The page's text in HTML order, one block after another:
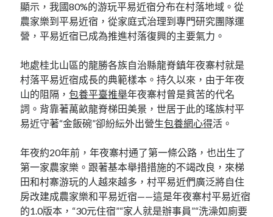
顯示，我國80%的游玩平易近宿分布在村落地域。從
農家樂到平易近宿，從家庭式治理到專門研究團隊運
營，平易近宿已成為推進村落復興的主要氣力。
地處桂北山區的龍勝各族自治縣龍脊鎮年夜寨村就是
村落平易近宿成長的典範樣本。持久以來，由于年夜
山的阻隔，包養平臺推舉年夜寨村曾是貧苦的代名
詞。背靠著萬畝龍脊梯田美景，世居于此的瑤族村平
易近守著“金飯碗”卻紛紜外出營生包養網心得活。
年夜約20年前，年夜寨村通了第一條公路，也出生了
第一家農家樂。跟著基本舉措措施的不竭改良，來梯
田和村寨游玩的人越來越多，村平易近們廣泛將自住
房改建成農家樂和平易近宿——這是年夜寨村平易近宿
的1.0版本，“30元住宿”“家人就是辦事員”“洗澡如廁要